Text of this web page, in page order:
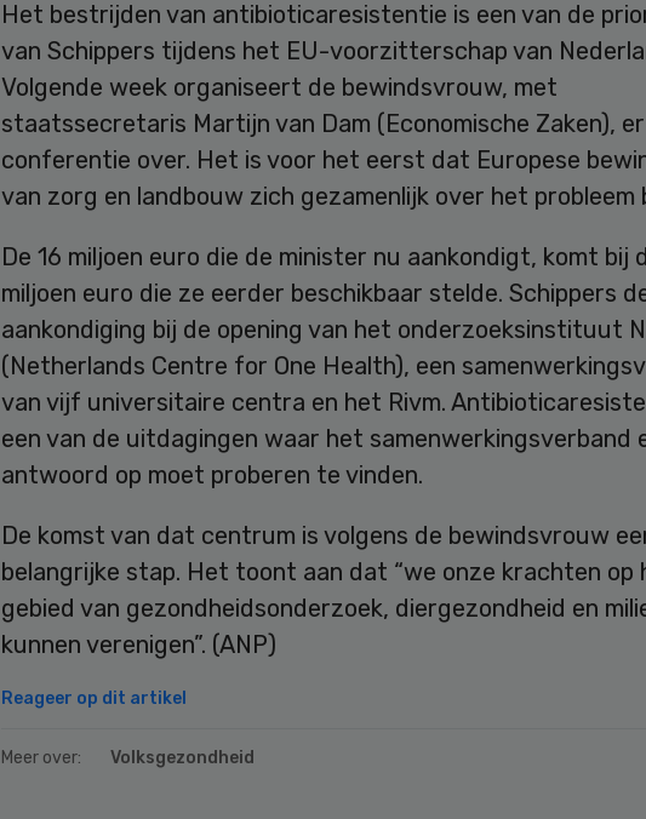
Het bestrijden van antibioticaresistentie is een van de
van Schippers tijdens het EU-voorzitterschap van
Volgende week organiseert de bewindsvrouw, met
staatssecretaris Martijn van Dam (Economische Zaken),
conferentie over. Het is voor het eerst dat Europese
van zorg en landbouw zich gezamenlijk over het probleem
De 16 miljoen euro die de minister nu aankondigt, komt bij
miljoen euro die ze eerder beschikbaar stelde. Schippers
aankondiging bij de opening van het onderzoeksinstituut
(Netherlands Centre for One Health), een
van vijf universitaire centra en het Rivm.
een van de uitdagingen waar het samenwerkingsverband
antwoord op moet proberen te vinden.
De komst van dat centrum is volgens de bewindsvrouw
belangrijke stap. Het toont aan dat “we onze krachten op
gebied van gezondheidsonderzoek, diergezondheid en
kunnen verenigen”. (ANP)
Reageer op dit artikel
Meer over: Volksgezondheid